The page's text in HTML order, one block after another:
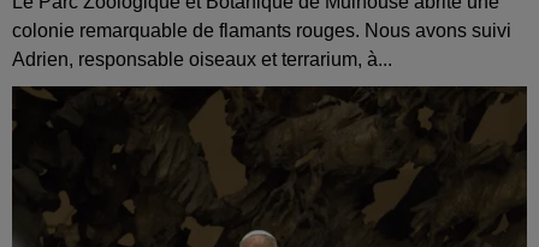
colonie remarquable de flamants rouges. Nous avons suivi
Adrien, responsable oiseaux et terrarium, à...